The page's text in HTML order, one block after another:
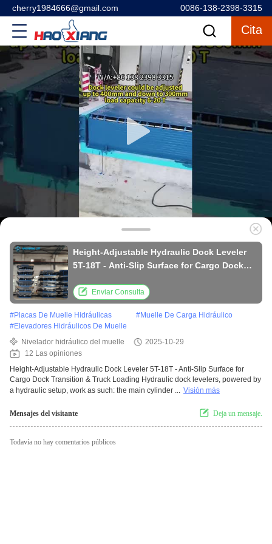
cherry1984666@gmail.com 0086-138-2398-3315
Cita
Height-Adjustable Hydraulic Dock Leveler
5T-18T - Anti-Slip Surface for Cargo Dock
Enviar Consulta
#Placas De Muelle Hidráulicas #Muelle De Carga Hidráulico
#Elevadores Hidráulicos De Muelle
Nivelador hidráulico del muelle
2025-10-29
12 Las opiniones
Height-Adjustable Hydraulic Dock Leveler 5T-18T - Anti-Slip Surface for
Cargo Dock Transition & Truck Loading Hydraulic dock levelers, powered by
a hydraulic setup, work as such: the main cylinder ... Visión más
Mensajes del visitante Deja un mensaje.
Todavía no hay comentarios públicos